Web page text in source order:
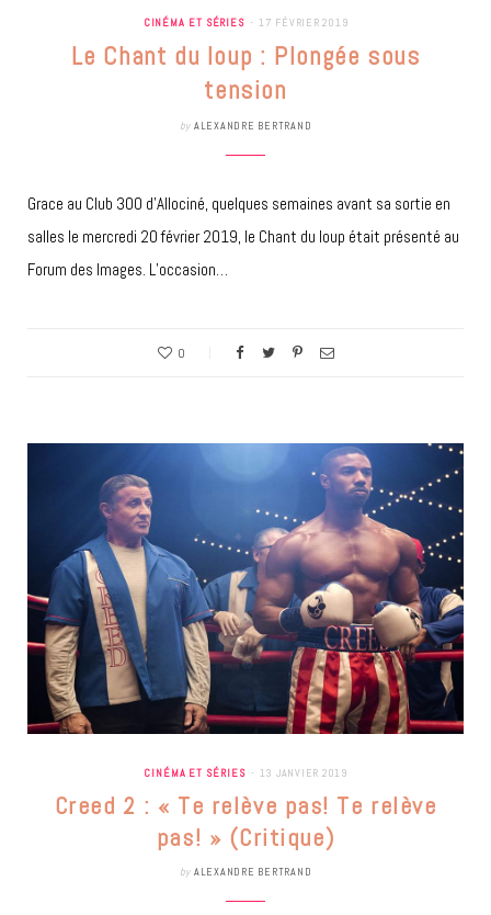
CINÉMA ET SÉRIES 17 FÉVRIER 2019
Le Chant du loup : Plongée sous
tension
by ALEXANDRE BERTRAND
Grace au Club 300 d’Allociné, quelques semaines avant sa sortie en
salles le mercredi 20 février 2019, le Chant du loup était présenté au
Forum des Images. L’occasion…
0
CINÉMA ET SÉRIES 13 JANVIER 2019
Creed 2 : « Te relève pas! Te relève
pas! » (Critique)
by ALEXANDRE BERTRAND